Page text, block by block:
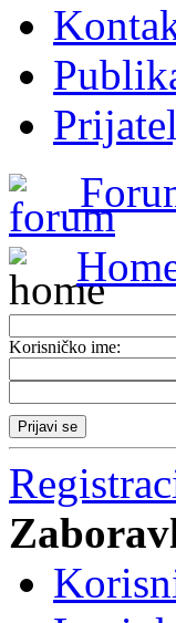
Korisničko ime: